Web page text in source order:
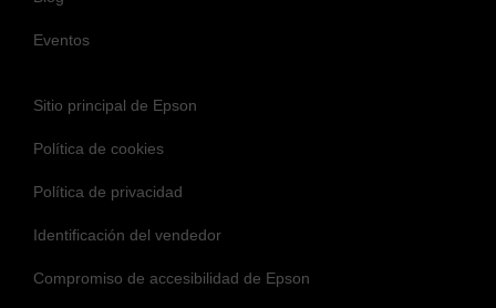
Eventos
Sitio principal de Epson
Política de cookies
Política de privacidad
Identificación del vendedor
Compromiso de accesibilidad de Epson